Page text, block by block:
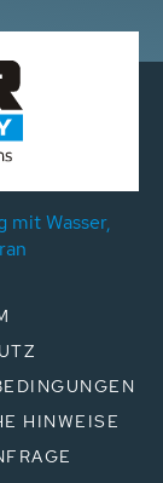
mit Wasser,
HINWEISE